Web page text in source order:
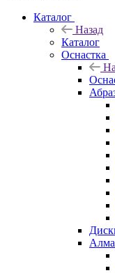
Каталог
Назад
Каталог
Оснастка